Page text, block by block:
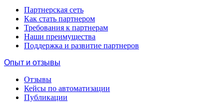
Партнерская сеть
Как стать партнером
Требования к партнерам
Наши преимущества
Поддержка и развитие партнеров
Опыт и отзывы
Отзывы
Кейсы по автоматизации
Публикации